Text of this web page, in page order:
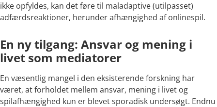
ikke opfyldes, kan det føre til maladaptive (utilpasset)
adfærdsreaktioner, herunder afhængighed af onlinespil.
En ny tilgang: Ansvar og mening i
livet som mediatorer
En væsentlig mangel i den eksisterende forskning har
været, at forholdet mellem ansvar, mening i livet og
spilafhængighed kun er blevet sporadisk undersøgt. Endnu